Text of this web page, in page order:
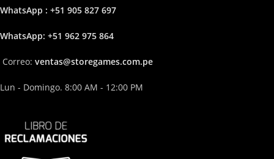
WhatsApp : +51 905 827 697
WhatsApp: +51 962 975 864
Correo: ventas@storegames.com.pe
Lun - Domingo. 8:00 AM - 12:00 PM